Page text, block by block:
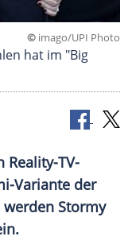
© imago/UPI Photo
hat im "Big
Reality-TV-
Variante der
werden Stormy